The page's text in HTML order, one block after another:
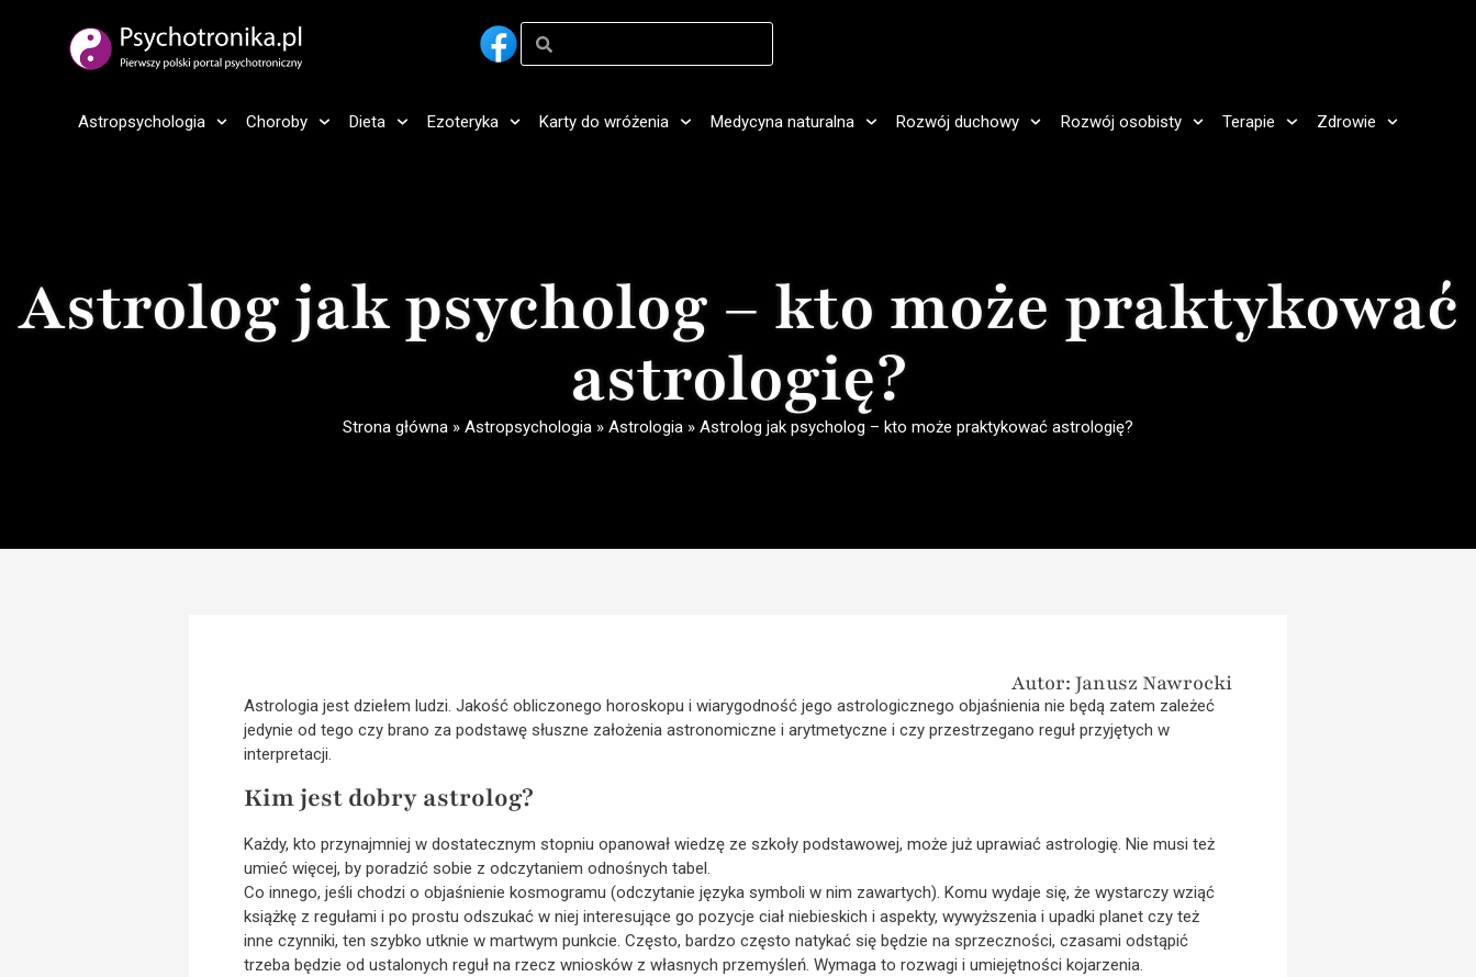
Astropsychologia Choroby Dieta Ezoteryka Karty do wróżenia Medycyna naturalna Rozwój duchowy Rozwój osobisty Terapie Zdrowie
Astrolog jak psycholog – kto może praktykować
astrologię?
Strona główna » Astropsychologia » Astrologia » Astrolog jak psycholog – kto może praktykować astrologię?
Autor: Janusz Nawrocki
Astrologia jest dziełem ludzi. Jakość obliczonego horoskopu i wiarygodność jego astrologicznego objaśnienia nie będą zatem zależeć
jedynie od tego czy brano za podstawę słuszne założenia astronomiczne i arytmetyczne i czy przestrzegano reguł przyjętych w
interpretacji.
Kim jest dobry astrolog?
Każdy, kto przynajmniej w dostatecznym stopniu opanował wiedzę ze szkoły podstawowej, może już uprawiać astrologię. Nie musi też
umieć więcej, by poradzić sobie z odczytaniem odnośnych tabel.
Co innego, jeśli chodzi o objaśnienie kosmogramu (odczytanie języka symboli w nim zawartych). Komu wydaje się, że wystarczy wziąć
książkę z regułami i po prostu odszukać w niej interesujące go pozycje ciał niebieskich i aspekty, wywyższenia i upadki planet czy też
inne czynniki, ten szybko utknie w martwym punkcie. Często, bardzo często natykać się będzie na sprzeczności, czasami odstąpić
trzeba będzie od ustalonych reguł na rzecz wniosków z własnych przemyśleń. Wymaga to rozwagi i umiejętności kojarzenia.